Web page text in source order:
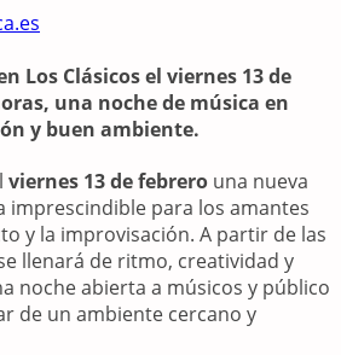
Los Clásicos el viernes 13 de
una noche de música en
y buen ambiente.
viernes 13 de febrero una nueva
imprescindible para los amantes
y la improvisación. A partir de las
llenará de ritmo, creatividad y
noche abierta a músicos y público
de un ambiente cercano y